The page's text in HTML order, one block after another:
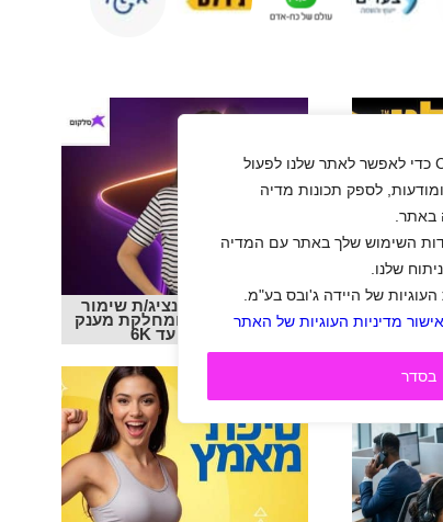
אנו משתמשים בקובצי Cookie כדי לאפשר לאתר שלנו לפעול
לספק תכונות מדיה
באתר.
השימוש שלך באתר עם המדיה
שלנו.
של היידה ג'ובס בע"מ.
אישור מדיניות העוגיות של האתר
בסדר
ת שירות
בנשר
סלקום מגייסת נציג/ת שימור
לקוחות בחיפה ומחלקת מענק
בסך של עד 6K